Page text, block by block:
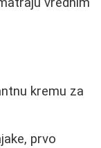
kremu za
prvo